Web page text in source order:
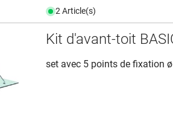
2 Article(s)
Kit d'avant-toit
set avec 5 points de fixation